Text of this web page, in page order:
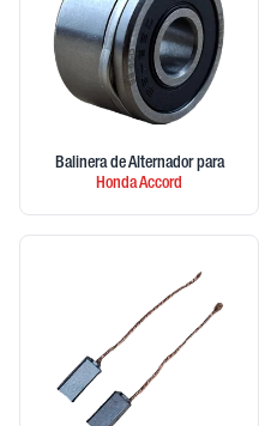
Balinera de Alternador para
HondaAccord